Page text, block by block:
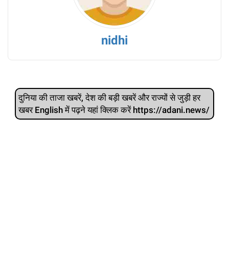
nidhi
दुनिया की ताजा खबरें, देश की बड़ी खबरें और राज्‍यों से जुड़ी हर
खबर English में पढ़ने यहां क्लिक करें https://adani.news/